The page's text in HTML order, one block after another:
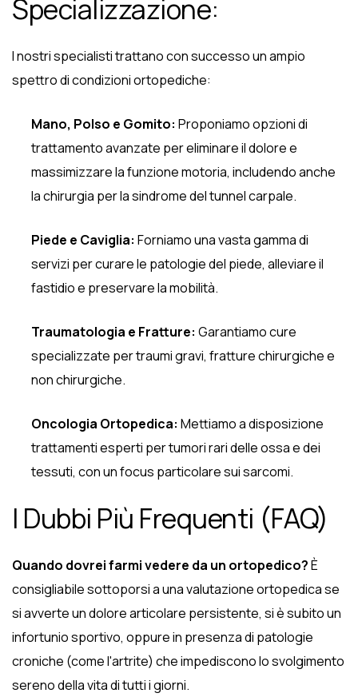
Specializzazione:
I nostri specialisti trattano con successo un ampio
spettro di condizioni ortopediche:
Mano, Polso e Gomito: Proponiamo opzioni di
trattamento avanzate per eliminare il dolore e
massimizzare la funzione motoria, includendo anche
la chirurgia per la sindrome del tunnel carpale.
Piede e Caviglia: Forniamo una vasta gamma di
servizi per curare le patologie del piede, alleviare il
fastidio e preservare la mobilità.
Traumatologia e Fratture: Garantiamo cure
specializzate per traumi gravi, fratture chirurgiche e
non chirurgiche.
Oncologia Ortopedica: Mettiamo a disposizione
trattamenti esperti per tumori rari delle ossa e dei
tessuti, con un focus particolare sui sarcomi.
I Dubbi Più Frequenti (FAQ)
Quando dovrei farmi vedere da un ortopedico?È
consigliabile sottoporsi a una valutazione ortopedica se
si avverte un dolore articolare persistente, si è subito un
infortunio sportivo, oppure in presenza di patologie
croniche (come l'artrite) che impediscono lo svolgimento
sereno della vita di tutti i giorni.